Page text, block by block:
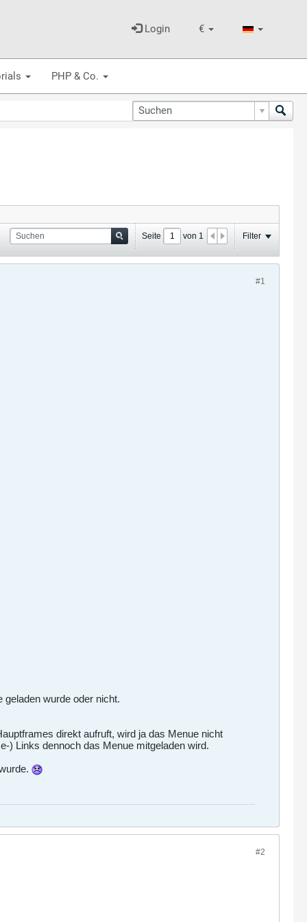
€
Login
PHP & Co.
Seite von 1 Filter
#1
wurde oder nicht.
direkt aufruft, wird ja das Menue nicht
) Links dennoch das Menue mitgeladen wird.
#2